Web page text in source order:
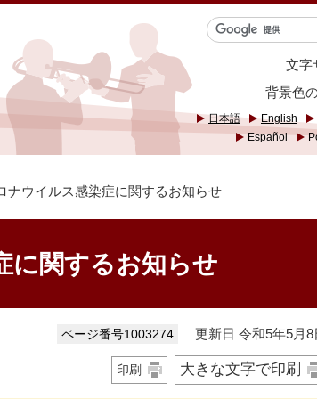
文字
背景色
日本語
English
Español
ナウイルス感染症に関するお知らせ
に関するお知らせ
ページ番号1003274 更新日 令和5年5月8
印刷 大きな文字で印刷